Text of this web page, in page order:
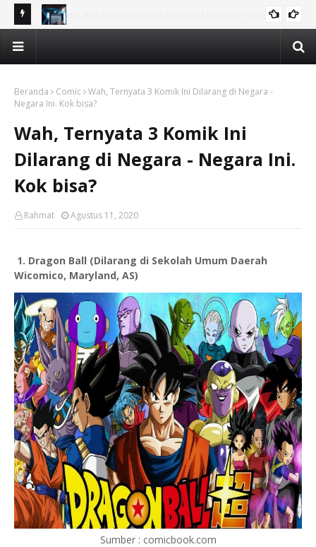
Beranda Comic Wah, Ternyata 3 Komik Ini Dilarang di Negara -
Negara Ini. Kok bisa?
Wah, Ternyata 3 Komik Ini
Dilarang di Negara - Negara Ini.
Kok bisa?
Rahmat Agustus 11, 2020
1. Dragon Ball (Dilarang di Sekolah Umum Daerah
Wicomico, Maryland, AS)
Sumber : comicbook.com